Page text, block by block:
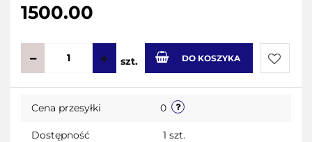
1500.00
szt. DO KOSZYKA
Do
Cena przesyłki 0
Dostępność 1 szt.